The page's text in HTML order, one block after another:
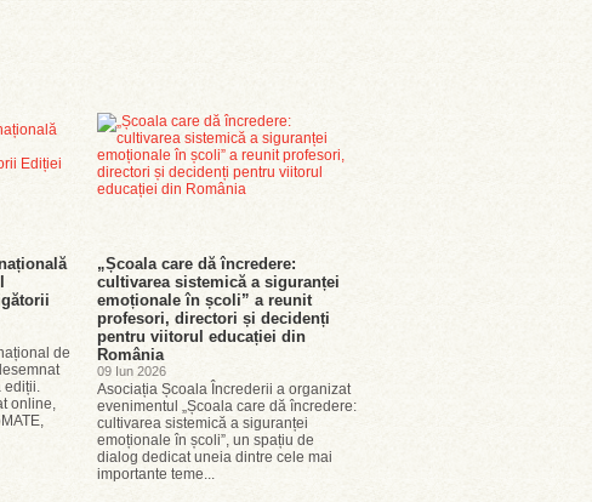
de
ediții.
online,
„Școala care dă încredere:
cultivarea sistemică a siguranței
emoționale în școli” a reunit
profesori, directori și decidenți
pentru viitorul educației din
România
09 Iun 2026
Asociația Școala Încrederii a organizat
evenimentul „Școala care dă încredere:
cultivarea sistemică a siguranței
emoționale în școli”, un spațiu de
dialog dedicat uneia dintre cele mai
importante teme...